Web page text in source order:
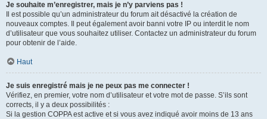
Je souhaite m’enregistrer, mais je n’y parviens pas !
Il est possible qu’un administrateur du forum ait désactivé la création de
nouveaux comptes. Il peut également avoir banni votre IP ou interdit le nom
d’utilisateur que vous souhaitez utiliser. Contactez un administrateur du forum
pour obtenir de l’aide.
Haut
Je suis enregistré mais je ne peux pas me connecter !
Vérifiez, en premier, votre nom d’utilisateur et votre mot de passe. S’ils sont
corrects, il y a deux possibilités :
Si la gestion COPPA est active et si vous avez indiqué avoir moins de 13 ans